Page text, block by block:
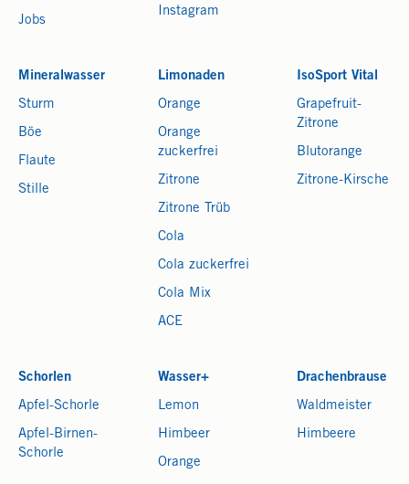
Mineralwasser
Sturm
Böe
Flaute
Stille
Limonaden
Orange
Orange
zuckerfrei
Zitrone
Zitrone Trüb
Cola
Cola zuckerfrei
Cola Mix
ACE
IsoSport Vital
Grapefruit-
Zitrone
Blutorange
Zitrone-Kirsche
Schorlen
Apfel-Schorle
Apfel-Birnen-
Schorle
Wasser+
Lemon
Himbeer
Orange
Drachenbrause
Waldmeister
Himbeere
Jobs
Instagram